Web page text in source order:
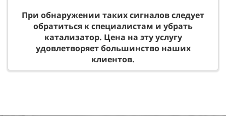
При обнаружении таких сигналов следует
обратиться к специалистам и убрать
катализатор. Цена на эту услугу
удовлетворяет большинство наших
клиентов.